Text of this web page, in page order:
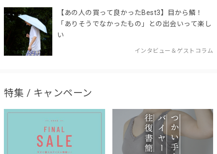
【あの人の買って良かったBest3】目から鱗！
「ありそうでなかったもの」との出会いって楽し
い
インタビュー＆ゲストコラム
特集 / キャンペーン